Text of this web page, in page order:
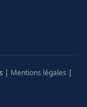
| Mentions légales |